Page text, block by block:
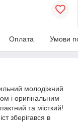
Оплата Умови
молодіжний
і оригінальним
та місткий!
зберігався в